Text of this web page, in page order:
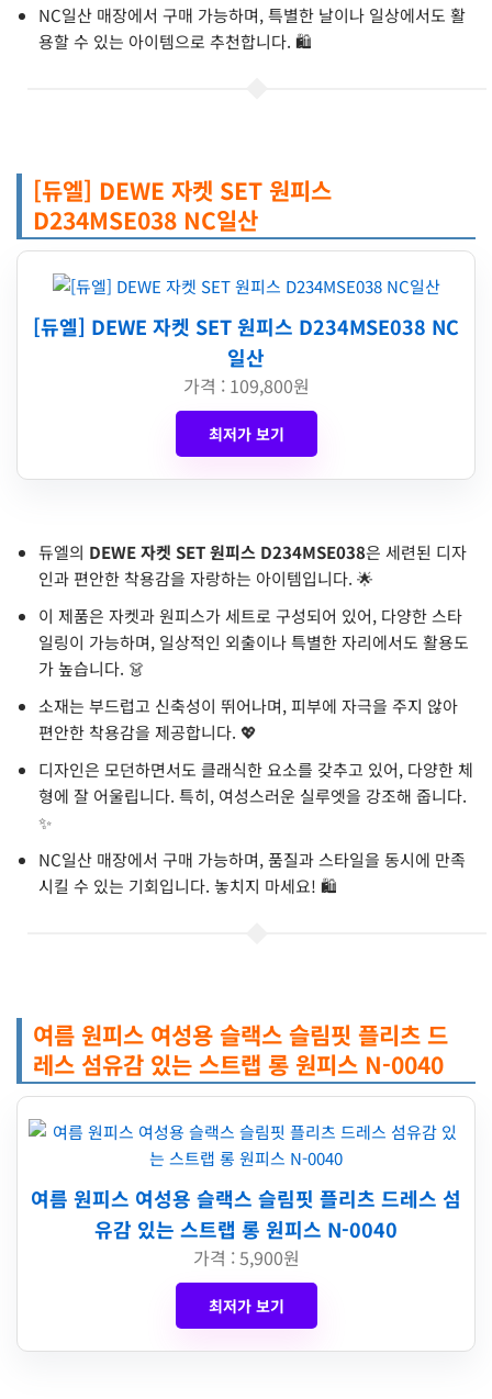
NC일산 매장에서 구매 가능하며, 특별한 날이나 일상에서도 활
용할 수 있는 아이템으로 추천합니다. 🛍️
[듀엘] DEWE 자켓 SET 원피스
D234MSE038 NC일산
[듀엘] DEWE 자켓 SET 원피스 D234MSE038 NC
일산
가격 : 109,800원
최저가 보기
듀엘의 DEWE 자켓 SET 원피스 D234MSE038은 세련된 디자
인과 편안한 착용감을 자랑하는 아이템입니다. 🌟
이 제품은 자켓과 원피스가 세트로 구성되어 있어, 다양한 스타
일링이 가능하며, 일상적인 외출이나 특별한 자리에서도 활용도
가 높습니다. 👗
소재는 부드럽고 신축성이 뛰어나며, 피부에 자극을 주지 않아
편안한 착용감을 제공합니다. 💖
디자인은 모던하면서도 클래식한 요소를 갖추고 있어, 다양한 체
형에 잘 어울립니다. 특히, 여성스러운 실루엣을 강조해 줍니다.
✨
NC일산 매장에서 구매 가능하며, 품질과 스타일을 동시에 만족
시킬 수 있는 기회입니다. 놓치지 마세요! 🛍️
여름 원피스 여성용 슬랙스 슬림핏 플리츠 드
레스 섬유감 있는 스트랩 롱 원피스 N-0040
여름 원피스 여성용 슬랙스 슬림핏 플리츠 드레스 섬
유감 있는 스트랩 롱 원피스 N-0040
가격 : 5,900원
최저가 보기